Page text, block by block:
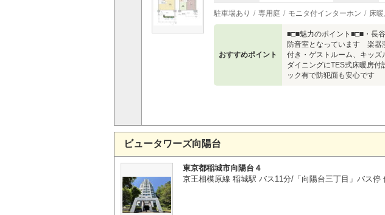
駐車場あり 専用庭 モニタ付インターホン 床
おすすめポイント
■□■魅力のポイント■□■・長
防音室となっています 楽器
付き・ゲストルーム、キッ
ダイニングにTES式床暖房
ック有で防犯面も安心です
ビュータワーズ向陽台
東京都稲城市向陽台４
京王相模原線 稲城駅 バス11分/「向陽台三丁目」バス停